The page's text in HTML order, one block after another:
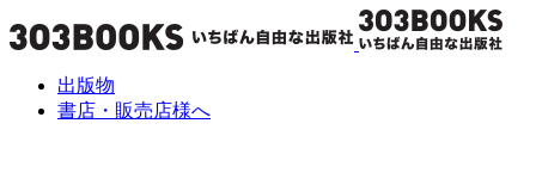
出版物
書店・販売店様へ